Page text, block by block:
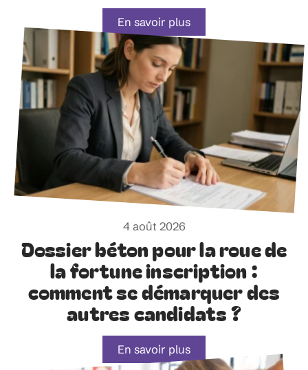
En savoir plus
4 août 2026
Dossier béton pour la roue de
la fortune inscription :
comment se démarquer des
autres candidats ?
En savoir plus